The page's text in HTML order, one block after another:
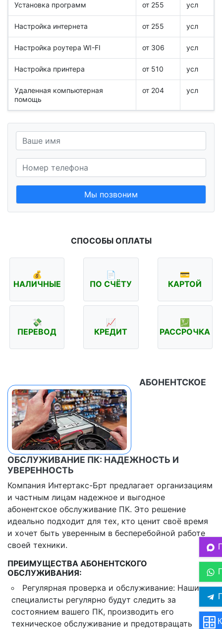
Установка программ от 255 усл
Настройка интернета от 255 усл
Настройка роутера WI-FI от 306 усл
Настройка принтера от 510 усл
Удаленная компьютерная
помощь
от 204 усл
Мы позвоним
СПОСОБЫ ОПЛАТЫ
💰
НАЛИЧНЫЕ
📄
ПО СЧЁТУ
💳
КАРТОЙ
💸
ПЕРЕВОД
📈
КРЕДИТ
💹
РАССРОЧКА
АБОНЕНТСКОЕ
ОБСЛУЖИВАНИЕ ПК: НАДЕЖНОСТЬ И
УВЕРЕННОСТЬ
Компания Интертакс-Брт предлагает организациям
и частным лицам надежное и выгодное
абонентское обслуживание ПК. Это решение
идеально подходит для тех, кто ценит своё время
и хочет быть уверенным в бесперебойной работе
своей техники.
ПРЕИМУЩЕСТВА АБОНЕНТСКОГО
ОБСЛУЖИВАНИЯ:
Регулярная проверка и обслуживание: Наши
специалисты регулярно будут следить за
состоянием вашего ПК, производить его
техническое обслуживание и предотвращать